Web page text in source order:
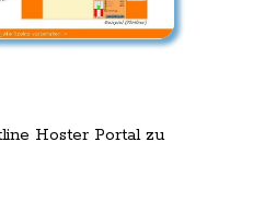
Hoster Portal zu